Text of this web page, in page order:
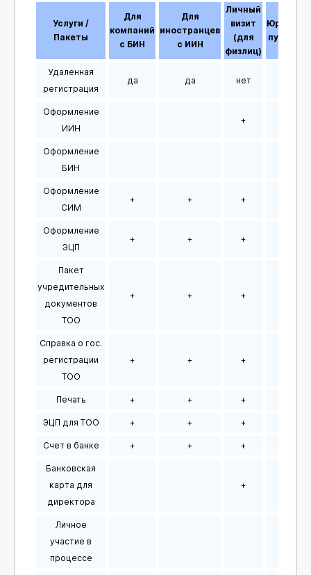
Услуги /
Пакеты
Для
компаний
с БИН
Для
иностранцев
с ИИН
Личный
визит
(для
физлиц)
Удаленная
регистрация
да да нет
Оформление
ИИН
+
Оформление
БИН
Оформление
СИМ
+ + +
Оформление
ЭЦП
+ + +
Пакет
учредительных
документов
ТОО
+ + +
Справка о гос.
регистрации
ТОО
+ + +
Печать + + +
ЭЦП для ТОО + + +
Счет в банке + + +
Банковская
карта для
директора
+
Личное
участие в
процессе